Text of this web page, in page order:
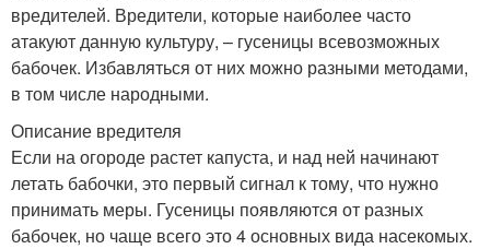
вредителей. Вредители, которые наиболее часто
атакуют данную культуру, – гусеницы всевозможных
бабочек. Избавляться от них можно разными методами,
в том числе народными.
Описание вредителя
Если на огороде растет капуста, и над ней начинают
летать бабочки, это первый сигнал к тому, что нужно
принимать меры. Гусеницы появляются от разных
бабочек, но чаще всего это 4 основных вида насекомых.